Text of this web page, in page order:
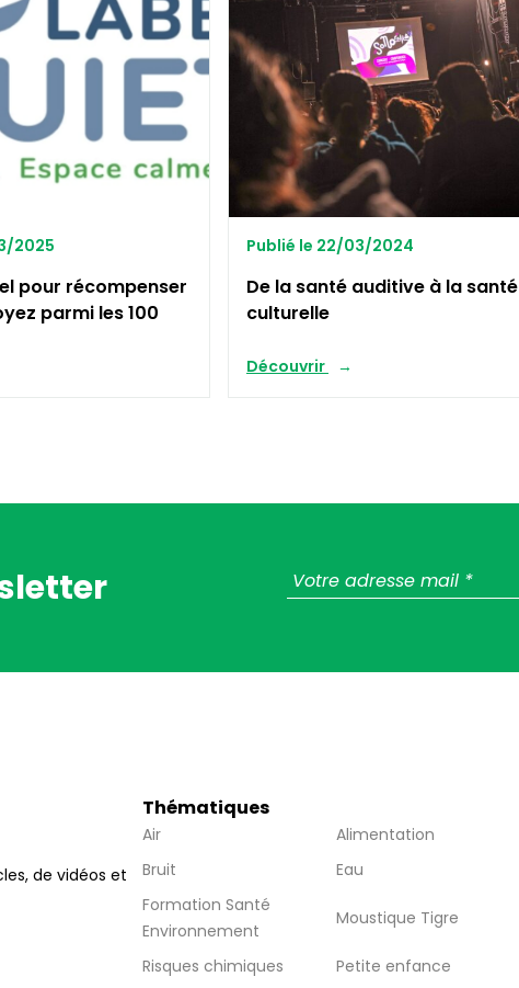
2025
pour récompenser
parmi les 100
Publié le 22/03/2024
De la santé auditive à la santé
culturelle
Découvrir
de vidéos et
Thématiques
Air
Alimentation
Bruit
Eau
Formation Santé
Environnement
Moustique Tigre
Risques chimiques Petite enfance